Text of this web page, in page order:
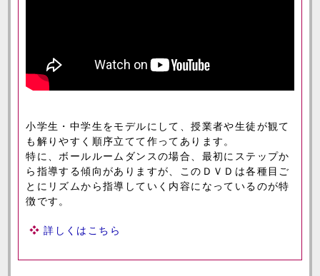
小学生・中学生をモデルにして、授業者や生徒が観て
も解りやすく順序立てて作ってあります。
特に、ボールルームダンスの場合、最初にステップか
ら指導する傾向がありますが、このＤＶＤは各種目ご
とにリズムから指導していく内容になっているのが特
徴です。
詳しくはこちら